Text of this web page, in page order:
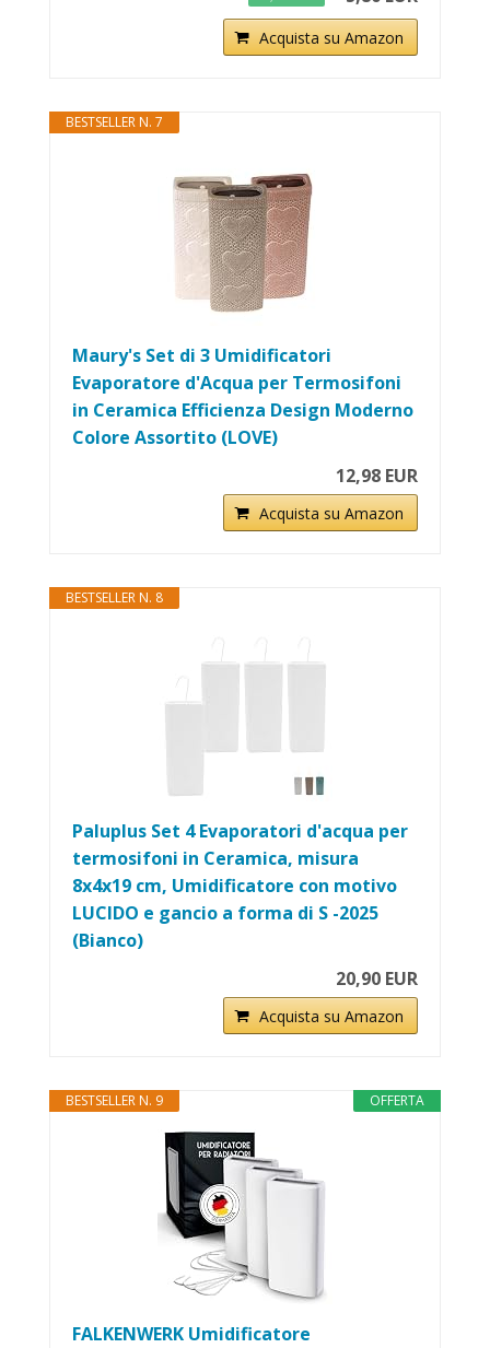
Acquista su Amazon
BESTSELLER N. 7
Maury's Set di 3 Umidificatori
Evaporatore d'Acqua per Termosifoni
in Ceramica Efficienza Design Moderno
Colore Assortito (LOVE)
12,98 EUR
Acquista su Amazon
BESTSELLER N. 8
Paluplus Set 4 Evaporatori d'acqua per
termosifoni in Ceramica, misura
8x4x19 cm, Umidificatore con motivo
LUCIDO e gancio a forma di S -2025
(Bianco)
20,90 EUR
Acquista su Amazon
OFFERTA
BESTSELLER N. 9
FALKENWERK Umidificatore